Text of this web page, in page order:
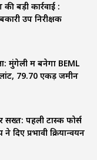
बड़ी कार्रवाई :
उप निरीक्षक
मुंगेली में बनेगा BEML
79.70 एकड़ जमीन
सख्त: पहली टास्क फोर्स
प्रभावी क्रियान्वयन